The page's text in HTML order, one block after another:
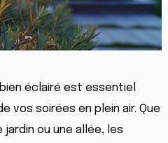
éclairé est essentiel
vos soirées en plein air. Que
ou une allée, les